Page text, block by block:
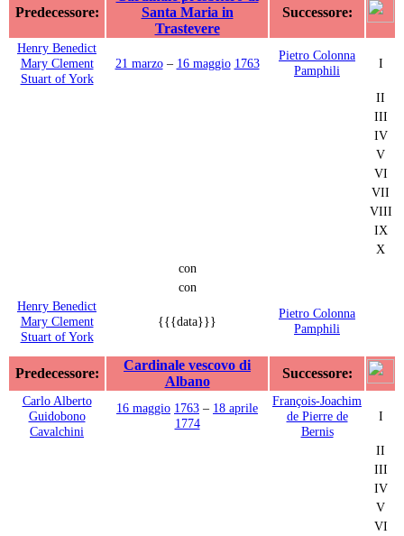
Predecessore:
Santa Maria in
Trastevere
Successore:
Henry Benedict
Mary Clement
Stuart of York
21 marzo– 16 maggio 1763
Pietro Colonna
Pamphili
I
II
III
IV
V
VI
VII
VIII
IX
X
con
con
Henry Benedict
Mary Clement
Stuart of York
{{{data}}}
Pietro Colonna
Pamphili
Predecessore:
Cardinale vescovo di
Albano
Successore:
Carlo Alberto
Guidobono
Cavalchini
16 maggio 1763 – 18 aprile
1774
François-Joachim
de Pierre de
Bernis
I
II
III
IV
V
VI